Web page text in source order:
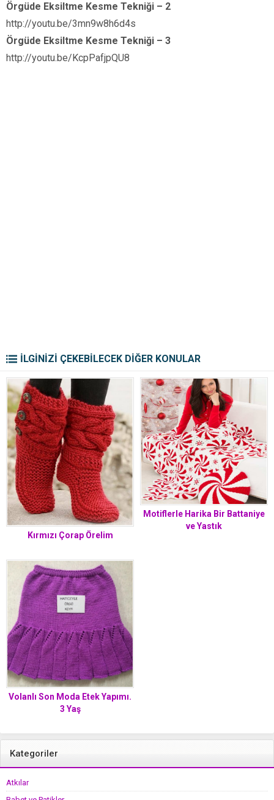
Örgüde Eksiltme Kesme Tekniği – 2
http://youtu.be/3mn9w8h6d4s
Örgüde Eksiltme Kesme Tekniği – 3
http://youtu.be/KcpPafjpQU8
İLGİNİZİ ÇEKEBİLECEK DİĞER KONULAR
Kırmızı Çorap Örelim
Motiflerle Harika Bir Battaniye
ve Yastık
Volanlı Son Moda Etek Yapımı.
3 Yaş
Kategoriler
Atkılar